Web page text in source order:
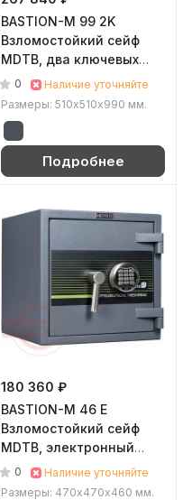
BASTION-M 99 2K
Взломостойкий сейф
MDTB, два ключевых
(Графит (RAL 7024))
0
Наличие уточняйте
Размеры: 510x510х990 мм.
Подробнее
180 360 ₽
BASTION-M 46 E
Взломостойкий сейф
MDTB, электронный
кодовый (Графит (RAL
7024))
0
Наличие уточняйте
Размеры: 470x470х460 мм.